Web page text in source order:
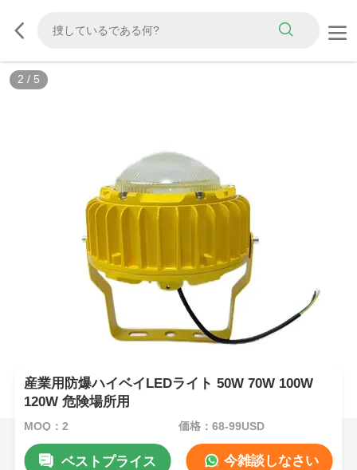
2 / 5
産業用防爆ハイベイLEDライト 50W 70W 100W
120W 危険場所用
MOQ：2 価格：68-99USD
ベストプライス 今雑談しなさい